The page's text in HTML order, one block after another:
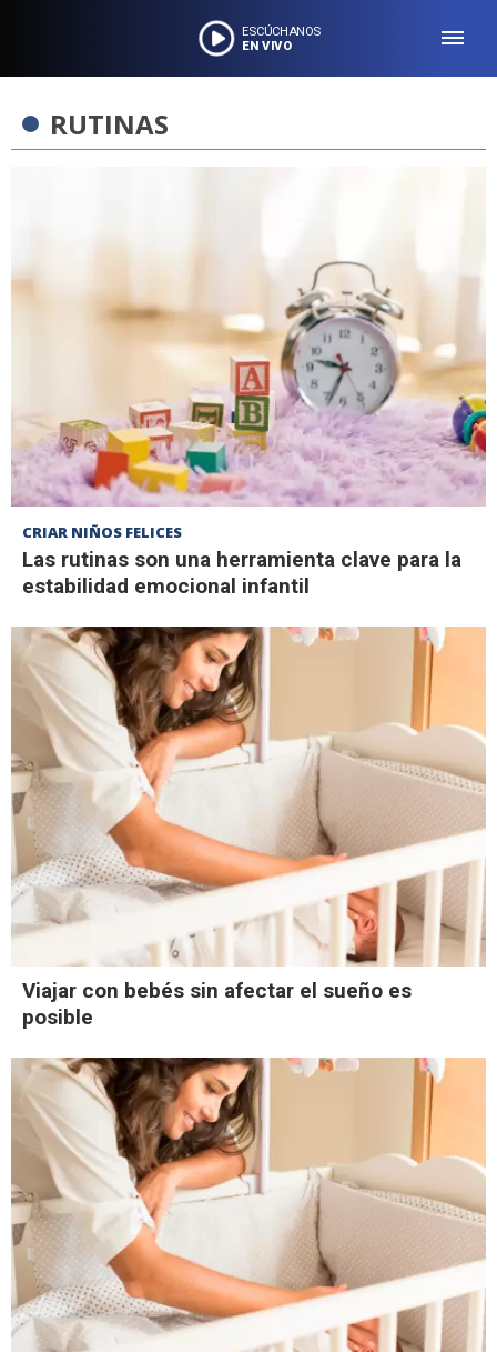
ESCÚCHANOS
EN VIVO
RUTINAS
CRIAR NIÑOS FELICES
Las rutinas son una herramienta clave para la
estabilidad emocional infantil
Viajar con bebés sin afectar el sueño es
posible